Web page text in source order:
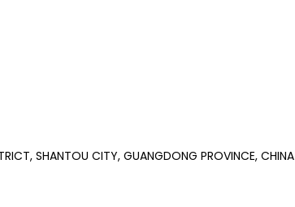
SHANTOU CITY, GUANGDONG PROVINCE, CHINA